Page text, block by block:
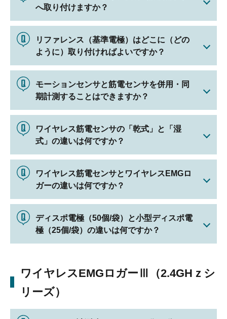
へ取り付けますか？
リファレンス（基準電極）はどこに（どの
ように）取り付ければよいですか？
モーションセンサと筋電センサを併用・同
期計測することはできますか？
ワイヤレス筋電センサの「乾式」と「湿
式」の違いは何ですか？
ワイヤレス筋電センサとワイヤレスEMGロ
ガーの違いは何ですか？
ディスポ電極（50個/袋）と小型ディスポ電
極（25個/袋）の違いは何ですか？
ワイヤレスEMGロガーⅢ（2.4GHｚシ
リーズ）